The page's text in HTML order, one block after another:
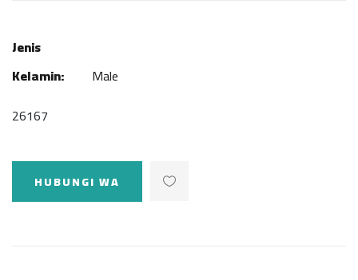
Jenis
Kelamin:
Male
26167
HUBUNGI WA